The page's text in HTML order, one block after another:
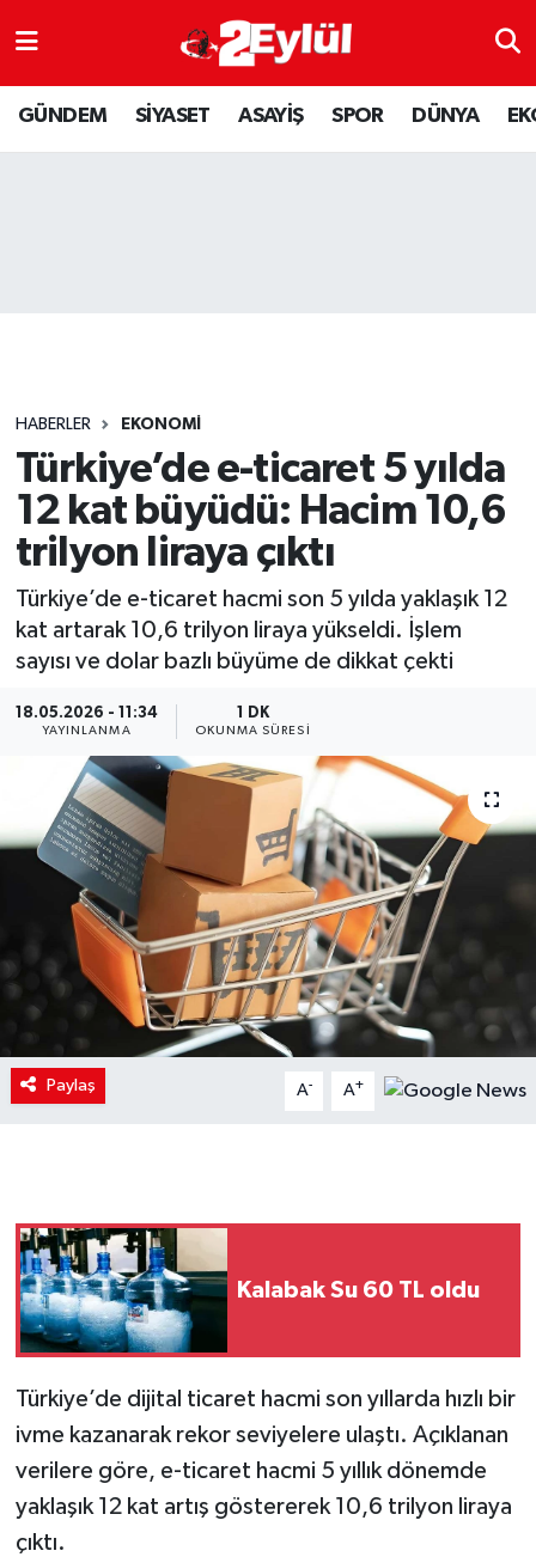
GÜNDEM SİYASET ASAYİŞ SPOR DÜNYA
HABERLER EKONOMİ
Türkiye’de e-ticaret 5 yılda
12 kat büyüdü: Hacim 10,6
trilyon liraya çıktı
Türkiye’de e-ticaret hacmi son 5 yılda yaklaşık 12
kat artarak 10,6 trilyon liraya yükseldi. İşlem
sayısı ve dolar bazlı büyüme de dikkat çekti
18.05.2026 - 11:34
YAYINLANMA
1 DK
OKUNMA SÜRESI
Paylaş A- A+
Kalabak Su 60 TL oldu
Türkiye’de dijital ticaret hacmi son yıllarda hızlı bir
ivme kazanarak rekor seviyelere ulaştı. Açıklanan
verilere göre, e-ticaret hacmi 5 yıllık dönemde
yaklaşık 12 kat artış göstererek 10,6 trilyon liraya
çıktı.
ASAYİŞ
DÜNYA
SPOR
YAŞAM
Nöbetçi Eczaneler
Hava Durumu
Son Dakika Haberleri
Haber Arşivi